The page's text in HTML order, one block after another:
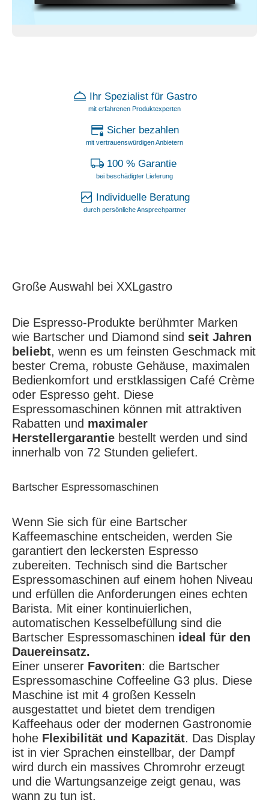
Ihr Spezialist für Gastro
mit erfahrenen Produktexperten
Sicher bezahlen
mit vertrauenswürdigen Anbietern
100 % Garantie
bei beschädigter Lieferung
Individuelle Beratung
durch persönliche Ansprechpartner
Große Auswahl bei XXLgastro
Die Espresso-Produkte berühmter Marken
wie Bartscher und Diamond sind seit Jahren
beliebt, wenn es um feinsten Geschmack mit
bester Crema, robuste Gehäuse, maximalen
Bedienkomfort und erstklassigen Café Crème
oder Espresso geht. Diese
Espressomaschinen können mit attraktiven
Rabatten und maximaler
Herstellergarantie bestellt werden und sind
innerhalb von 72 Stunden geliefert.
Bartscher Espressomaschinen
Wenn Sie sich für eine Bartscher
Kaffeemaschine entscheiden, werden Sie
garantiert den leckersten Espresso
zubereiten. Technisch sind die Bartscher
Espressomaschinen auf einem hohen Niveau
und erfüllen die Anforderungen eines echten
Barista. Mit einer kontinuierlichen,
automatischen Kesselbefüllung sind die
Bartscher Espressomaschinen ideal für den
Dauereinsatz.
Einer unserer Favoriten: die Bartscher
Espressomaschine Coffeeline G3 plus. Diese
Maschine ist mit 4 großen Kesseln
ausgestattet und bietet dem trendigen
Kaffeehaus oder der modernen Gastronomie
hohe Flexibilität und Kapazität. Das Display
ist in vier Sprachen einstellbar, der Dampf
wird durch ein massives Chromrohr erzeugt
und die Wartungsanzeige zeigt genau, was
wann zu tun ist.